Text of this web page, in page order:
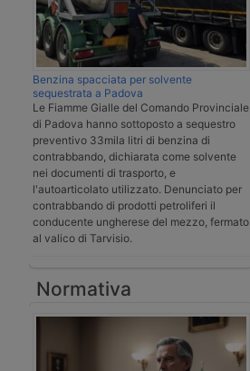
Benzina spacciata per solvente
sequestrata a Padova
Le Fiamme Gialle del Comando Provinciale
di Padova hanno sottoposto a sequestro
preventivo 33mila litri di benzina di
contrabbando, dichiarata come solvente
nei documenti di trasporto, e
l'autoarticolato utilizzato. Denunciato per
contrabbando di prodotti petroliferi il
conducente ungherese del mezzo, fermato
al valico di Tarvisio.
Normativa